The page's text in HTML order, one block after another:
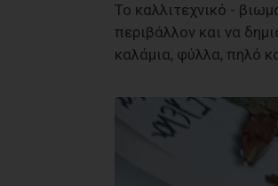
Το καλλιτεχνικό -
περιβάλλον και να
καλάμια, φύλλα, πηλό